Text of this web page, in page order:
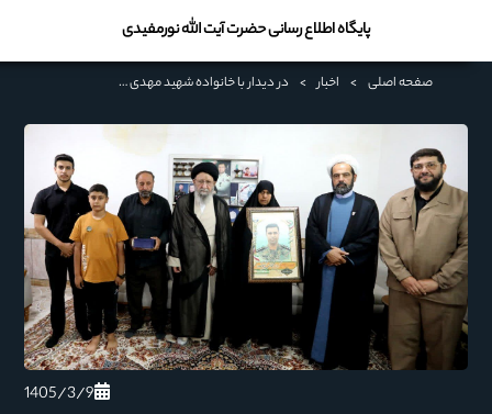
پایگاه اطلاع رسانی حضرت آیت الله نورمفیدی
صفحه اصلی > اخبار > در دیدار با خانواده شهید مهدی شیبک؛ آیت‌الله نورمفیدی صبر بر مصیبت را مایه نزول رحمت و هدایت الهی دانست
1405/3/9